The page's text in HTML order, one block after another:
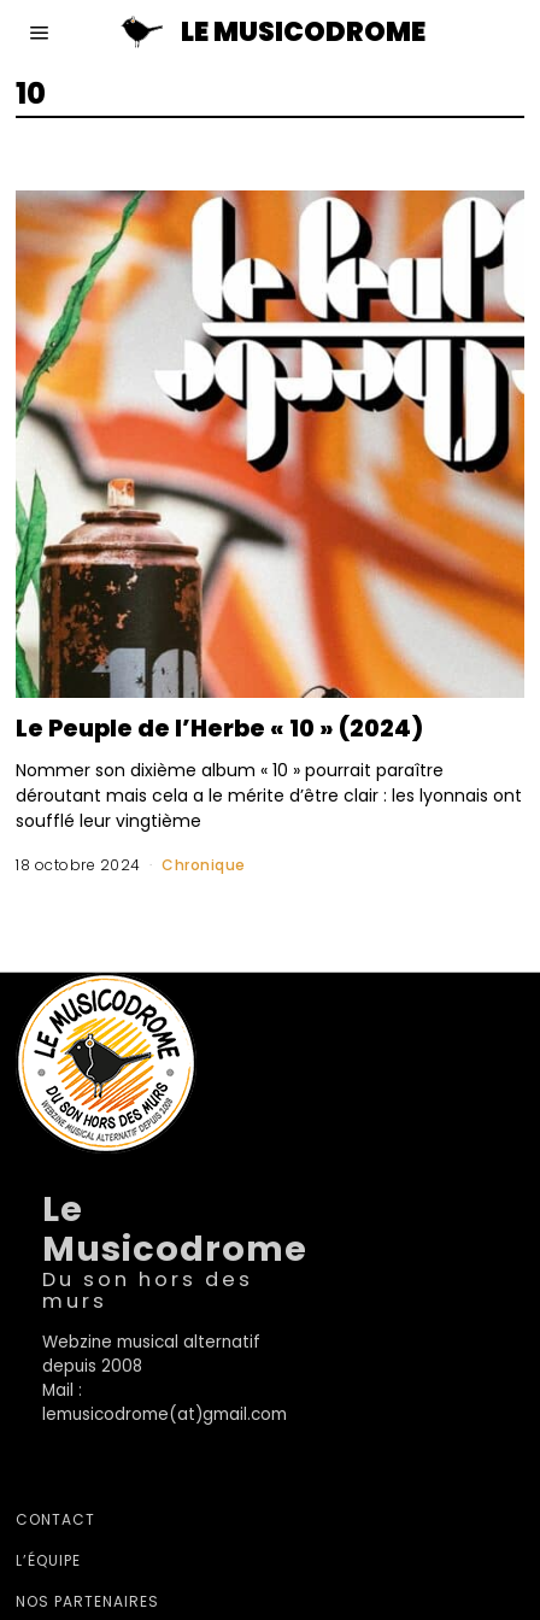
LE MUSICODROME
10
Le Peuple de l’Herbe « 10 » (2024)
Nommer son dixième album « 10 » pourrait paraître
déroutant mais cela a le mérite d’être clair : les lyonnais ont
soufflé leur vingtième
18 octobre 2024 Chronique
Le
Musicodrome
Du son hors des
murs
Webzine musical alternatif
depuis 2008
Mail :
lemusicodrome(at)gmail.com
CONTACT
L’ÉQUIPE
NOS PARTENAIRES